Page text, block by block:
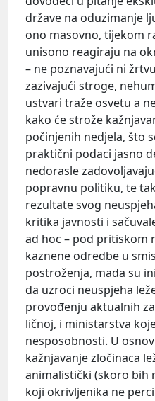
države na oduzimanje
ono masovno, tijekom
unisono reagiraju na
– ne poznavajući ni
zazivajući stroge,
ustvari traže osvetu a
kako će strože
počinjenih nedjela, što
praktični podaci jasno
nedorasle
popravnu politiku, te
rezultate svog
kritika javnosti i
ad hoc – pod pritiskom
kaznene odredbe u
postroženja, mada su
da uzroci neuspjeha
provođenju aktualnih
ličnoj, i ministarstva
nesposobnosti. U
kažnjavanje zločinaca
animalistički (skoro bih
koji okrivljenika ne